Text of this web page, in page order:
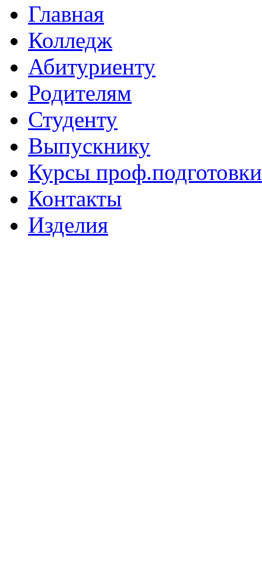
Главная
Колледж
Абитуриенту
Родителям
Студенту
Выпускнику
Курсы проф.подготовки
Контакты
Изделия